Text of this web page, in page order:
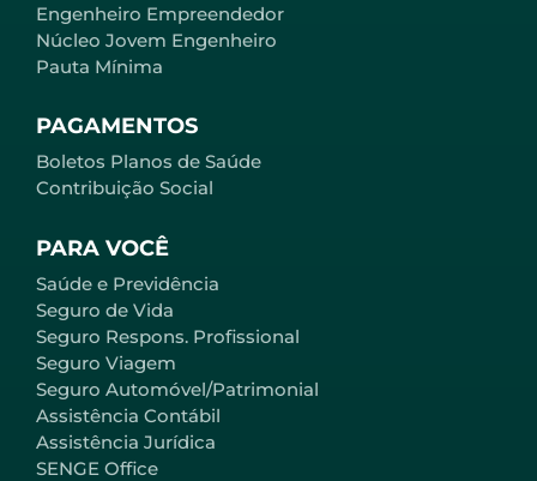
PARA VOCÊ
Saúde e Previdência
Seguro de Vida
Seguro Respons. Profissional
Seguro Viagem
Seguro Automóvel/Patrimonial
Assistência Contábil
Assistência Jurídica
SENGE Office
Engenheiro Empreendedor
Núcleo Jovem Engenheiro
Pauta Mínima
PAGAMENTOS
Boletos Planos de Saúde
Contribuição Social